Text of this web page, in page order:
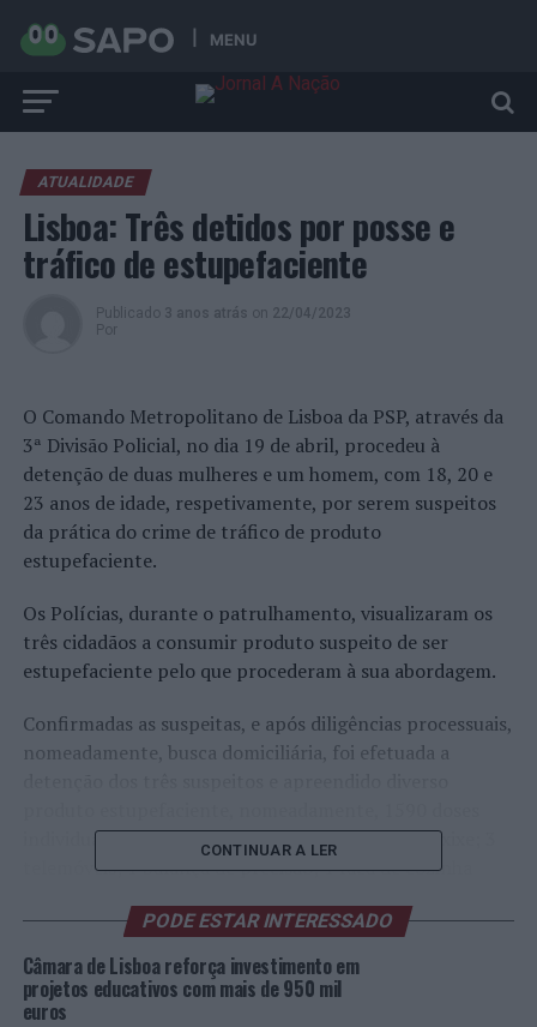
MENU
ATUALIDADE
Lisboa: Três detidos por posse e
tráfico de estupefaciente
Publicado 3 anos atrás on 22/04/2023
Por
O Comando Metropolitano de Lisboa da PSP, através da
3ª Divisão Policial, no dia 19 de abril, procedeu à
detenção de duas mulheres e um homem, com 18, 20 e
23 anos de idade, respetivamente, por serem suspeitos
da prática do crime de tráfico de produto
estupefaciente.
Os Polícias, durante o patrulhamento, visualizaram os
três cidadãos a consumir produto suspeito de ser
estupefaciente pelo que procederam à sua abordagem.
Confirmadas as suspeitas, e após diligências processuais,
nomeadamente, busca domiciliária, foi efetuada a
individuais deEcstasy; 48 doses individuais de Haxixe; 3
telemóveis; 1 balança de precisão; 1 faca de cozinha
contendo resíduos de Haxixe; e 1 rolo papel aderente
utilizado para embalar produto estupefaciente.
Os detidos foram presentes a Tribunal, sendo-lhes
CONTINUAR A LER
PODE ESTAR INTERESSADO
Câmara de Lisboa reforça investimento em
projetos educativos com mais de 950 mil
euros